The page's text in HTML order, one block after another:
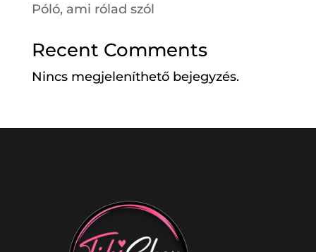
Póló, ami rólad szól
Recent Comments
Nincs megjeleníthető bejegyzés.